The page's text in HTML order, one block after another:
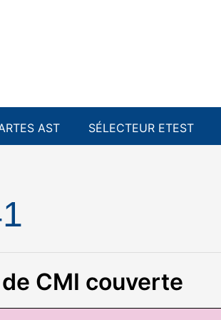
AST SÉLECTEUR ETEST
CMI couverte